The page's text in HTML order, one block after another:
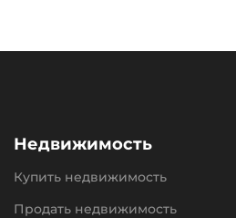
Недвижимость
Купить недвижимость
Продать недвижимость